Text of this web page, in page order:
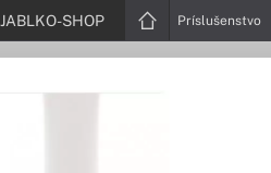
JABLKO-SHOP Príslušenstvo